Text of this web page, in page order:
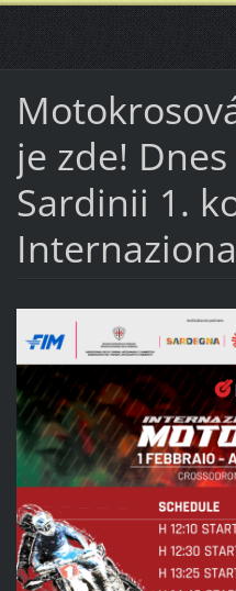
je zde!
Sardinii 1.